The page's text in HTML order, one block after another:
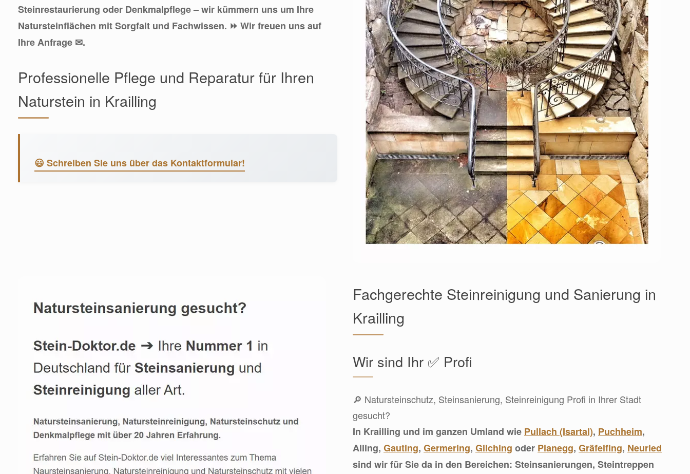
Steinrestaurierung oder Denkmalpflege – wir kümmern uns um Ihre
Natursteinflächen mit Sorgfalt und Fachwissen. ⏩ Wir freuen uns auf
Ihre Anfrage ✉.
Professionelle Pflege und Reparatur für Ihren
Naturstein in Krailling
😃 Schreiben Sie uns über das Kontaktformular!
Fachgerechte Steinreinigung und Sanierung in
Krailling
Wir sind Ihr ✅ Profi
🔎 Natursteinschutz, Steinsanierung, Steinreinigung Profi in Ihrer Stadt
gesucht?
In Krailling und im ganzen Umland wie Pullach (Isartal), Puchheim,
Alling, Gauting, Germering, Gilching oder Planegg, Gräfelfing, Neuried
sind wir für Sie da in den Bereichen: Steinsanierungen, Steintreppen